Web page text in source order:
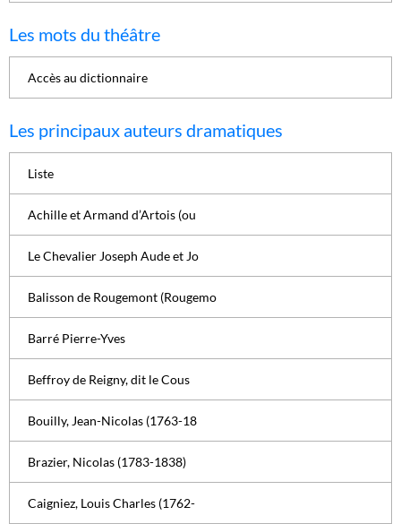
Les mots du théâtre
Accès au dictionnaire
Les principaux auteurs dramatiques
Liste
Achille et Armand d’Artois (ou
Le Chevalier Joseph Aude et Jo
Balisson de Rougemont (Rougemo
Barré Pierre-Yves
Beffroy de Reigny, dit le Cous
Bouilly, Jean-Nicolas (1763-18
Brazier, Nicolas (1783-1838)
Caigniez, Louis Charles (1762-